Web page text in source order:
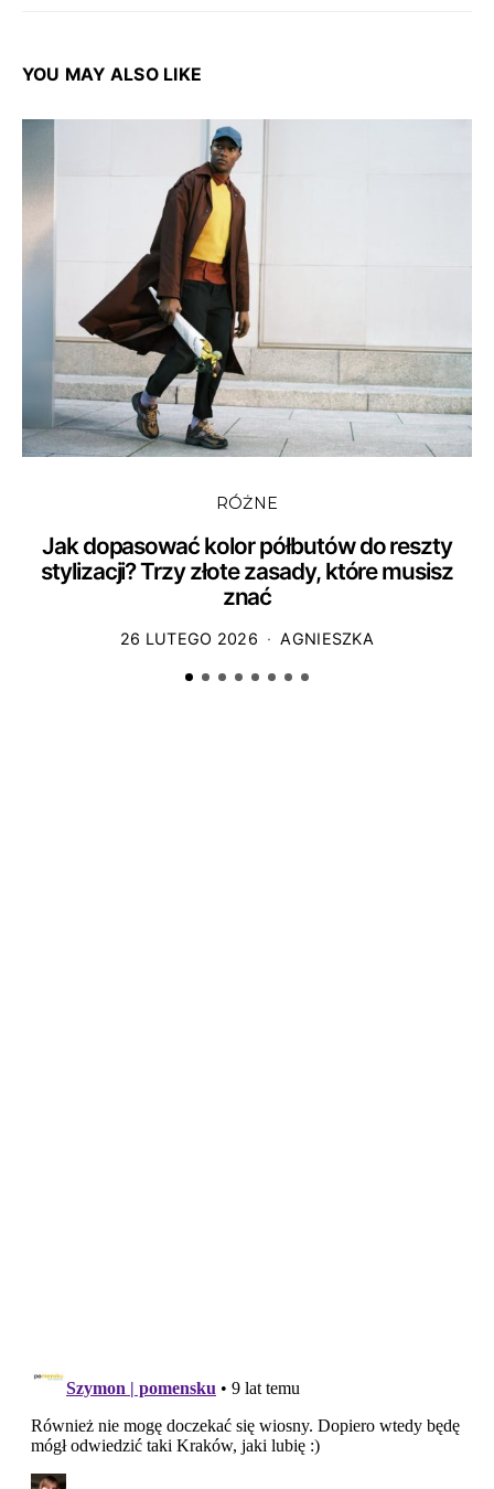
YOU MAY ALSO LIKE
RÓŻNE
Jak dopasować kolor półbutów do reszty
stylizacji? Trzy złote zasady, które musisz
znać
26 LUTEGO 2026 AGNIESZKA